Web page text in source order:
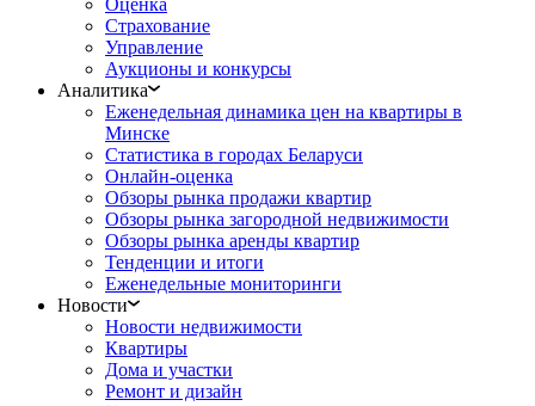
Страхование
Управление
Аукционы и конкурсы
Аналитика
Еженедельная динамика цен на квартиры в
Минске
Статистика в городах Беларуси
Онлайн-оценка
Обзоры рынка продажи квартир
Обзоры рынка загородной недвижимости
Обзоры рынка аренды квартир
Тенденции и итоги
Еженедельные мониторинги
Новости
Новости недвижимости
Квартиры
Дома и участки
Ремонт и дизайн